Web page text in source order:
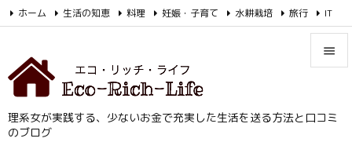
/AdSenseの自動広告コード
理系女が実践する、少ないお金で充実した生活を送る方法と口コミ
のブログ


ホーム 生活の知恵 料理 妊娠・子育て 水耕栽培 旅行
IT